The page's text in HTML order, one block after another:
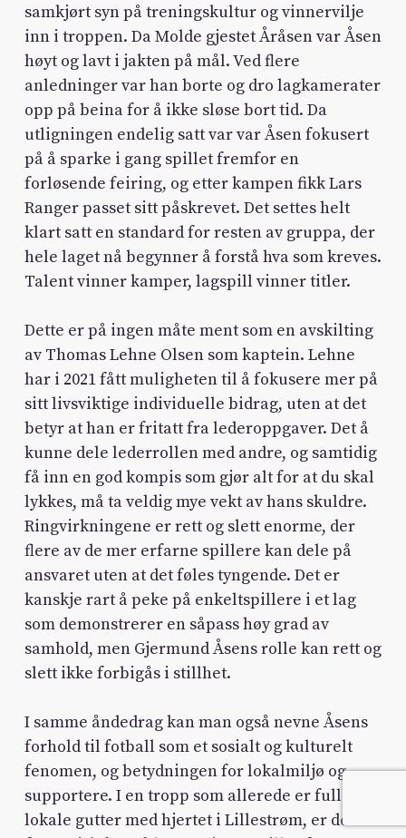
samkjørt syn på treningskultur og vinnervilje
inn i troppen. Da Molde gjestet Åråsen var Åsen
høyt og lavt i jakten på mål. Ved flere
anledninger var han borte og dro lagkamerater
opp på beina for å ikke sløse bort tid. Da
utligningen endelig satt var var Åsen fokusert
på å sparke i gang spillet fremfor en
forløsende feiring, og etter kampen fikk Lars
Ranger passet sitt påskrevet. Det settes helt
klart satt en standard for resten av gruppa, der
hele laget nå begynner å forstå hva som kreves.
Talent vinner kamper, lagspill vinner titler.
Dette er på ingen måte ment som en avskilting
av Thomas Lehne Olsen som kaptein. Lehne
har i 2021 fått muligheten til å fokusere mer på
sitt livsviktige individuelle bidrag, uten at det
betyr at han er fritatt fra lederoppgaver. Det å
kunne dele lederrollen med andre, og samtidig
få inn en god kompis som gjør alt for at du skal
lykkes, må ta veldig mye vekt av hans skuldre.
Ringvirkningene er rett og slett enorme, der
flere av de mer erfarne spillere kan dele på
ansvaret uten at det føles tyngende. Det er
kanskje rart å peke på enkeltspillere i et lag
som demonstrerer en såpass høy grad av
samhold, men Gjermund Åsens rolle kan rett og
slett ikke forbigås i stillhet.
I samme åndedrag kan man også nevne Åsens
forhold til fotball som et sosialt og kulturelt
fenomen, og betydningen for lokalmiljø og
supportere. I en tropp som allerede er full av
lokale gutter med hjertet i Lillestrøm, er det